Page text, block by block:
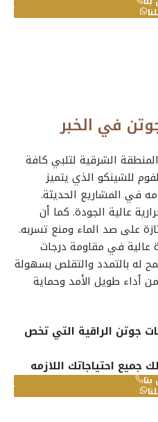
في الخبر
الشرقية لتلبي كافة
للشينكو الذي يتميز
في المشاريع الحديثة.
عالية الجودة. كما أن
على صد الماء ومنع تسربه.
عالية في مقاومة درجات
له بالتمدد والتقلص بسهولة
أداء طويل الأمد وحماية
جوتن الراقية التي تخص
احتياجاتك اللازمه